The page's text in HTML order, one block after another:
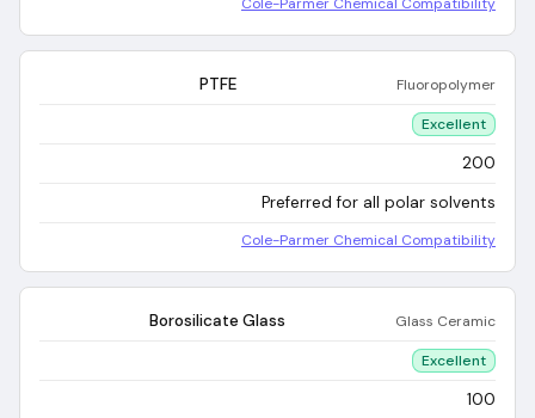
PTFE Fluoropolymer
Excellent
200
Preferred for all polar solvents
Cole-Parmer Chemical Compatibility
Borosilicate Glass Glass Ceramic
Excellent
100